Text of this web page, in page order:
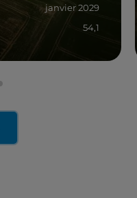
janvier 2029
54,1